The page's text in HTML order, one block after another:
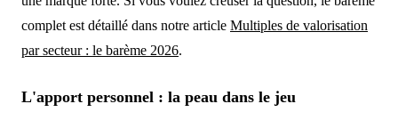
complet est détaillé dans notre article Multiples de valorisation
par secteur : le barème 2026.
L'apport personnel : la peau dans le jeu